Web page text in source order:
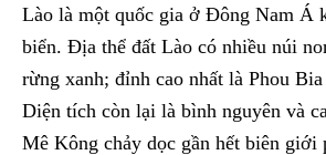
Lào là một quốc gia ở Đông Nam Á
biển. Địa thể đất Lào có nhiều núi
rừng xanh; đỉnh cao nhất là Phou
Diện tích còn lại là bình nguyên và
Mê Kông chảy dọc gần hết biên giới